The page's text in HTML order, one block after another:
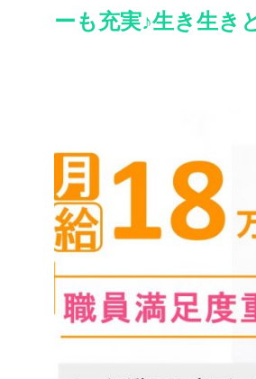
ーも充実♪生き生き